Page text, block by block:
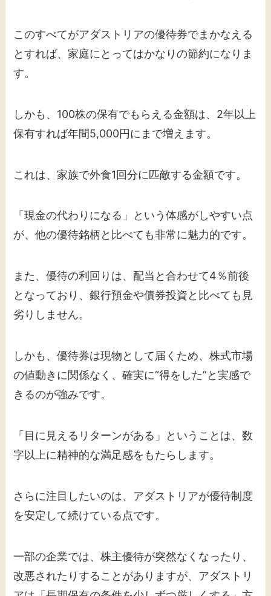
このすべてがアダストリアの優待券でまかなえる
とすれば、家庭にとってはかなりの節約になりま
す。
しかも、100株の保有でもらえる金額は、2年以上
保有すれば年間5,000円にまで増えます。
これは、家族で外食1回分に匹敵する金額です。
「現金の代わりになる」という体感がしやすい点
が、他の優待銘柄と比べても非常に魅力的です。
また、優待の利回りは、配当と合わせて4％前後
となっており、銀行預金や債券投資と比べても見
劣りしません。
しかも、優待券は現物として届くため、株式市場
の値動きに関係なく、確実に“得をした”と実感で
きるのが強みです。
「目に見えるリターンがある」ということは、数
字以上に精神的な満足感をもたらします。
さらに注目したいのは、アダストリアが優待制度
を安定して続けている点です。
一部の企業では、株主優待が突然なくなったり、
改悪されたりすることがありますが、アダストリ